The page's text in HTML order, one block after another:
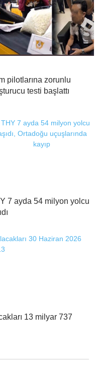
pilotlarına zorunlu
testi başlattı
7 ayda 54 milyon yolcu
13 milyar 737